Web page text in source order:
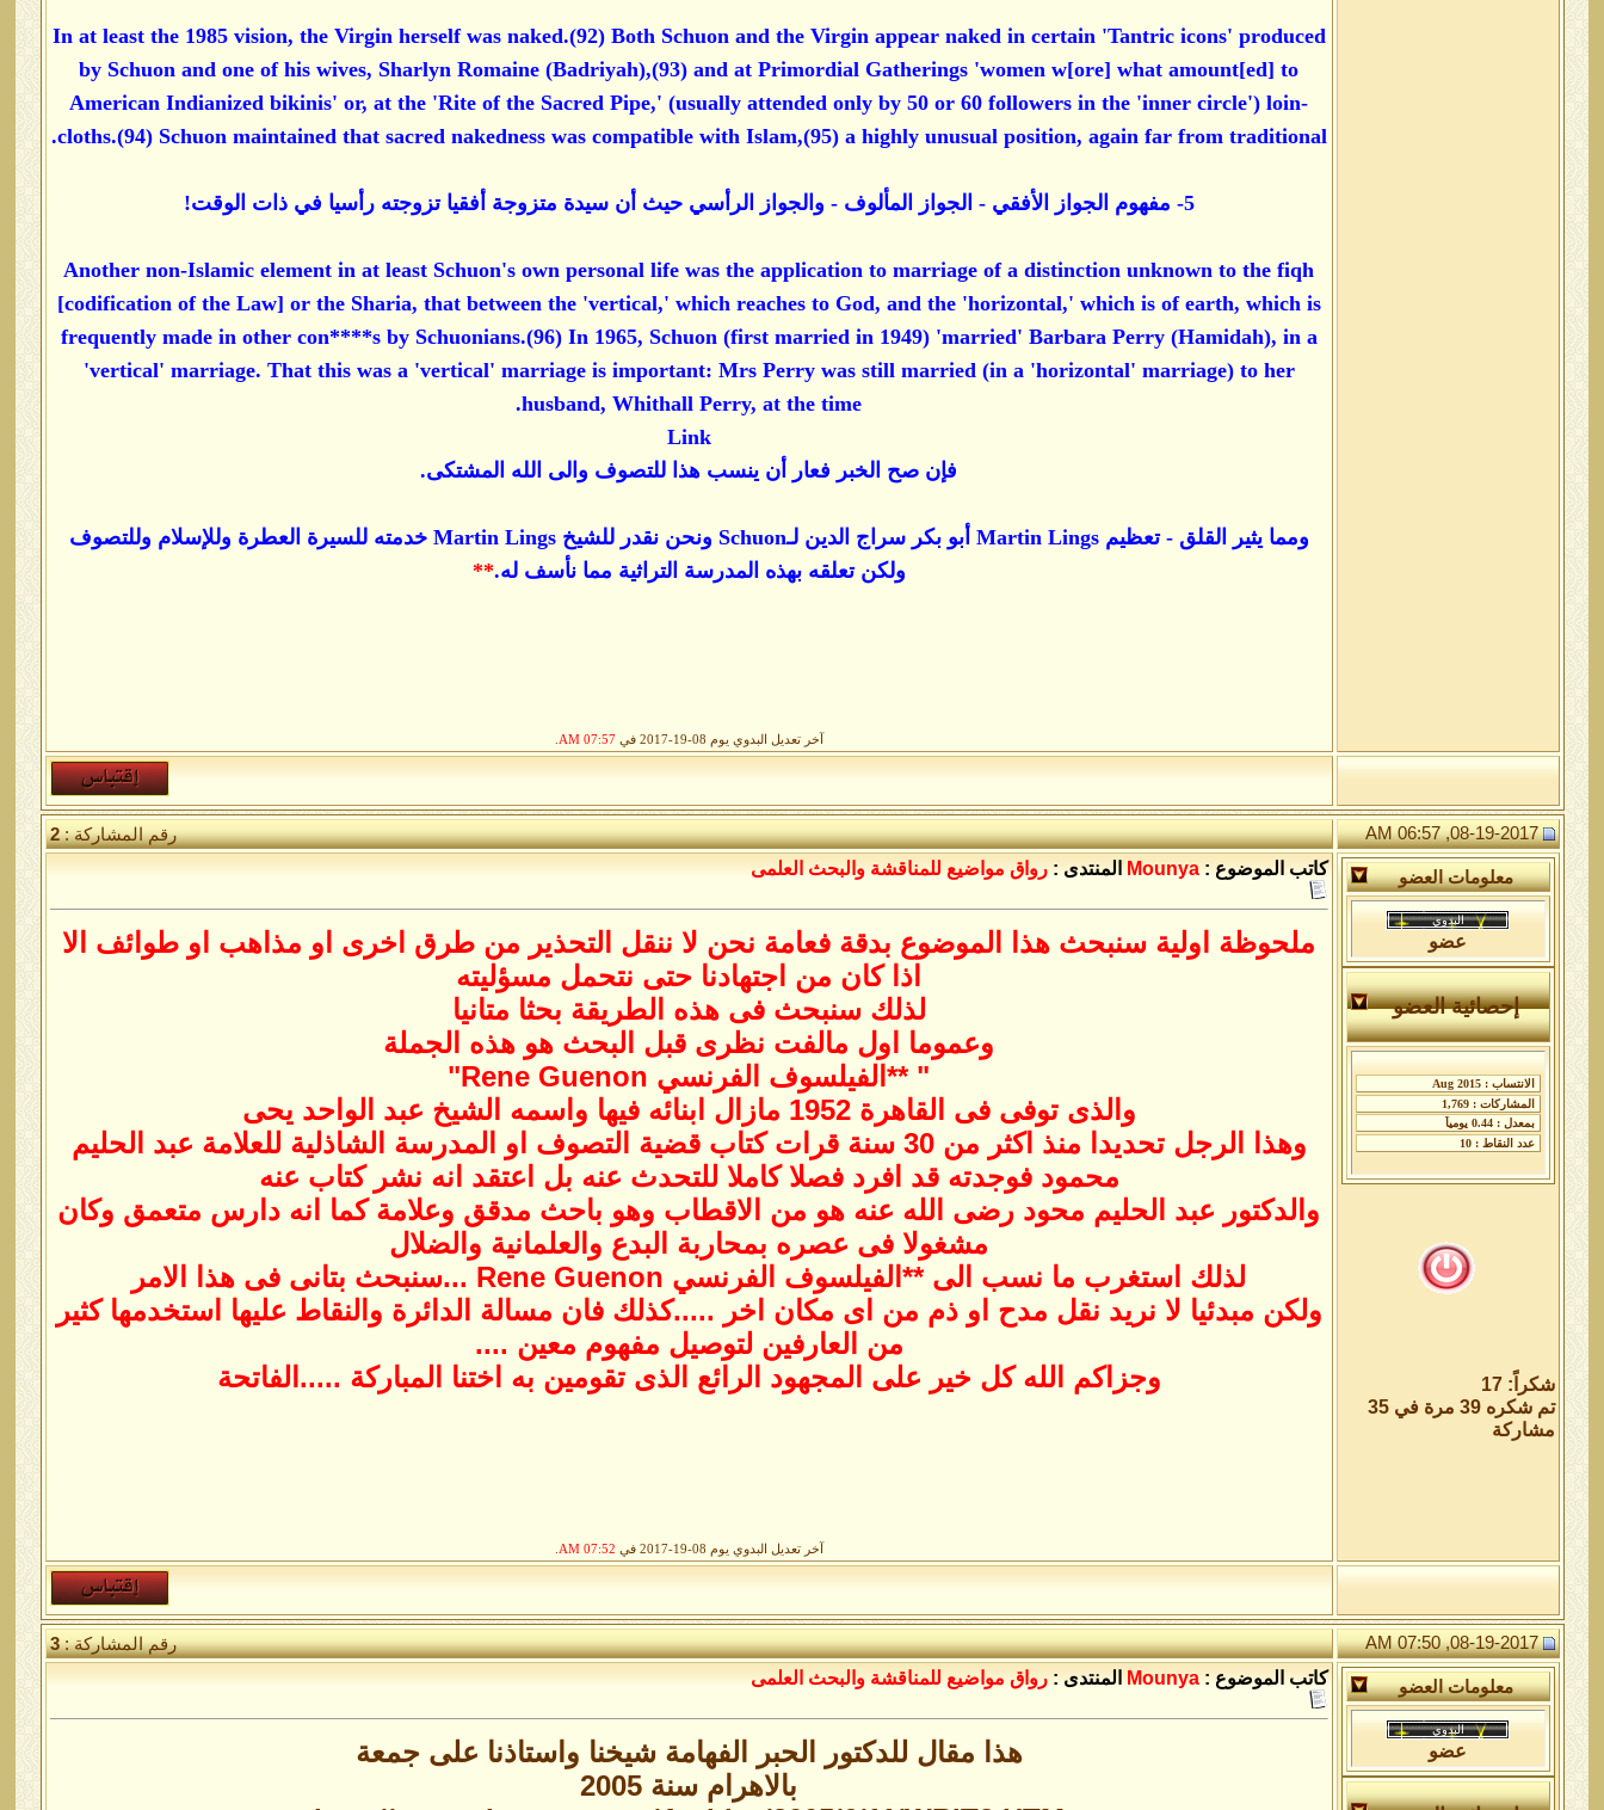
In at least the 1985 vision, the Virgin herself was naked.(92) Both Schuon and the Virgin appear naked in certain 'Tantric icons' produced
by Schuon and one of his wives, Sharlyn Romaine (Badriyah),(93) and at Primordial Gatherings 'women w[ore] what amount[ed] to
American Indianized bikinis' or, at the 'Rite of the Sacred Pipe,' (usually attended only by 50 or 60 followers in the 'inner circle') loin-
cloths.(94) Schuon maintained that sacred nakedness was compatible with Islam,(95) a highly unusual position, again far from traditional.
5- مفهوم الجواز الأفقي - الجواز المألوف - والجواز الرأسي حيث أن سيدة متزوجة أفقيا تزوجته رأسيا في ذات الوقت!
Another non-Islamic element in at least Schuon's own personal life was the application to marriage of a distinction unknown to the fiqh
[codification of the Law] or the Sharia, that between the 'vertical,' which reaches to God, and the 'horizontal,' which is of earth, which is
frequently made in other con****s by Schuonians.(96) In 1965, Schuon (first married in 1949) 'married' Barbara Perry (Hamidah), in a
'vertical' marriage. That this was a 'vertical' marriage is important: Mrs Perry was still married (in a 'horizontal' marriage) to her
husband, Whithall Perry, at the time.
Link
فإن صح الخبر فعار أن ينسب هذا للتصوف والى الله المشتكى.
ومما يثير القلق - تعظيم Martin Lings أبو بكر سراج الدين لـSchuon ونحن نقدر للشيخ Martin Lings خدمته للسيرة العطرة وللإسلام وللتصوف
ولكن تعلقه بهذه المدرسة التراثية مما نأسف له.**
آخر تعديل البدوي يوم 08-19-2017 في 07:57 AM
08-19-2017, 06:57 AM رقم المشاركة :2
معلومات العضو
عضو
إحصائية العضو
شكراً: 17
تم شكره 39 مرة في 35
مشاركة
كاتب الموضوع : Mounya المنتدى : رواق مواضيع للمناقشة والبحث العلمى
ملحوظة اولية سنبحث هذا الموضوع بدقة فعامة نحن لا ننقل التحذير من طرق اخرى او مذاهب او طوائف الا
اذا كان من اجتهادنا حتى نتحمل مسؤليته
لذلك سنبحث فى هذه الطريقة بحثا متانيا
وعموما اول مالفت نظرى قبل البحث هو هذه الجملة
" **الفيلسوف الفرنسي Rene Guenon"
والذى توفى فى القاهرة 1952 مازال ابنائه فيها واسمه الشيخ عبد الواحد يحى
وهذا الرجل تحديدا منذ اكثر من 30 سنة قرات كتاب قضية التصوف او المدرسة الشاذلية للعلامة عبد الحليم
محمود فوجدته قد افرد فصلا كاملا للتحدث عنه بل اعتقد انه نشر كتاب عنه
والدكتور عبد الحليم محود رضى الله عنه هو من الاقطاب وهو باحث مدقق وعلامة كما انه دارس متعمق وكان
مشغولا فى عصره بمحاربة البدع والعلمانية والضلال
لذلك استغرب ما نسب الى **الفيلسوف الفرنسي Rene Guenon ...سنبحث بتانى فى هذا الامر
ولكن مبدئيا لا نريد نقل مدح او ذم من اى مكان اخر .....كذلك فان مسالة الدائرة والنقاط عليها استخدمها كثير
من العارفين لتوصيل مفهوم معين ....
وجزاكم الله كل خير على المجهود الرائع الذى تقومين به اختنا المباركة .....الفاتحة
آخر تعديل البدوي يوم 08-19-2017 في 07:52 AM
08-19-2017, 07:50 AM رقم المشاركة :3
معلومات العضو
عضو
كاتب الموضوع : Mounya المنتدى : رواق مواضيع للمناقشة والبحث العلمى
هذا مقال للدكتور الحبر الفهامة شيخنا واستاذنا على جمعة
بالاهرام سنة 2005